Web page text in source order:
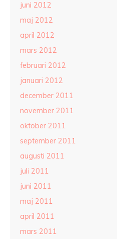
juni 2012
maj 2012
april 2012
mars 2012
februari 2012
januari 2012
december 2011
november 2011
oktober 2011
september 2011
augusti 2011
juli 2011
juni 2011
maj 2011
april 2011
mars 2011